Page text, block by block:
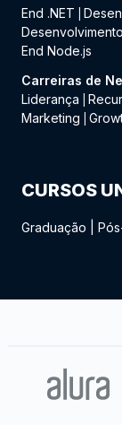
End .NET
End Node.js
Carreiras de
Liderança
Marketing
CURSOS
Graduação